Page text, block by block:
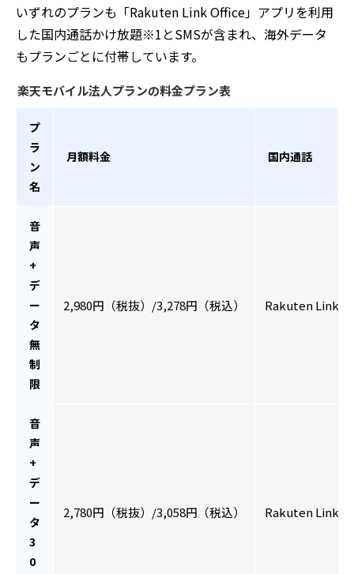
いずれのプランも「Rakuten Link Office」アプリを利用
した国内通話かけ放題※1とSMSが含まれ、海外データ
もプランごとに付帯しています。
楽天モバイル法人プランの料金プラン表
プ
ラ
ン
名
月額料金 国内通話
音
声
+
デ
ー
タ
無
制
限
2,980円（税抜）/3,278円（税込） Rakuten Link
音
声
+
デ
ー
タ
3
0
2,780円（税抜）/3,058円（税込） Rakuten Link